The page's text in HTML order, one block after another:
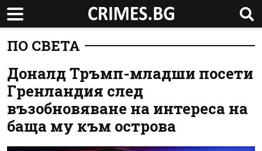
ПО СВЕТА
Доналд Тръмп-младши посети
Гренландия след
възобновяване на интереса на
баща му към острова